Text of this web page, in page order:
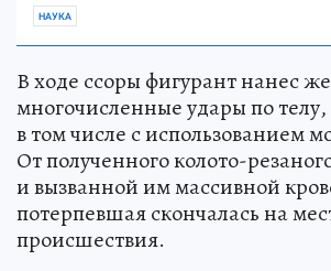
НАУКА
В ходе ссоры фигурант нанес
многочисленные удары по
в том числе с использованием
От полученного колото-
и вызванной им массивной
потерпевшая скончалась на
происшествия.